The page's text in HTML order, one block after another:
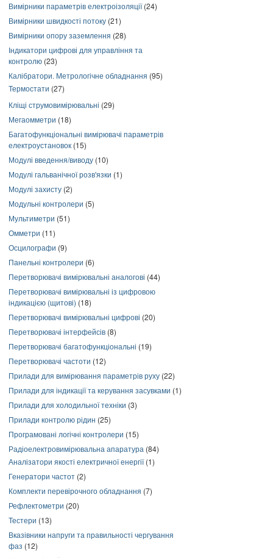
Вимірники параметрів електроізоляції(24)
Вимірники швидкості потоку (21)
Вимірники опору заземлення (28)
Індикатори цифрові для управління та
контролю (23)
Калібратори. Метрологічне обладнання (95)
Термостати (27)
Кліщі струмовимірювальні (29)
Мегаомметри (18)
Багатофункціональні вимірювачі параметрів
електроустановок (15)
Модулі введення/виводу (10)
Модулі гальванічної розв'язки (1)
Модулі захисту (2)
Модульні контролери (5)
Мультиметри (51)
Омметри (11)
Осцилографи (9)
Панельні контролери (6)
Перетворювачі вимірювальні аналогові (44)
Перетворювачі вимірювальні із цифровою
індикацією (щитові) (18)
Перетворювачі вимірювальні цифрові (20)
Перетворювачі інтерфейсів (8)
Перетворювачі багатофункціональні (19)
Перетворювачі частоти (12)
Прилади для вимірювання параметрів руху (22)
Прилади для індикації та керування засувками (1)
Прилади для холодильної техніки (3)
Прилади контролю рідин (25)
Програмовані логічні контролери (15)
Радіоелектровимірювальна апаратура (84)
Аналізатори якості електричної енергії(1)
Генератори частот (2)
Комплекти перевірочного обладнання (7)
Рефлектометри (20)
Тестери (13)
Вказівники напруги та правильності чергування
фаз (12)